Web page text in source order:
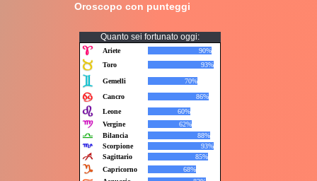
Oroscopo con punteggi
Quanto sei fortunato oggi: